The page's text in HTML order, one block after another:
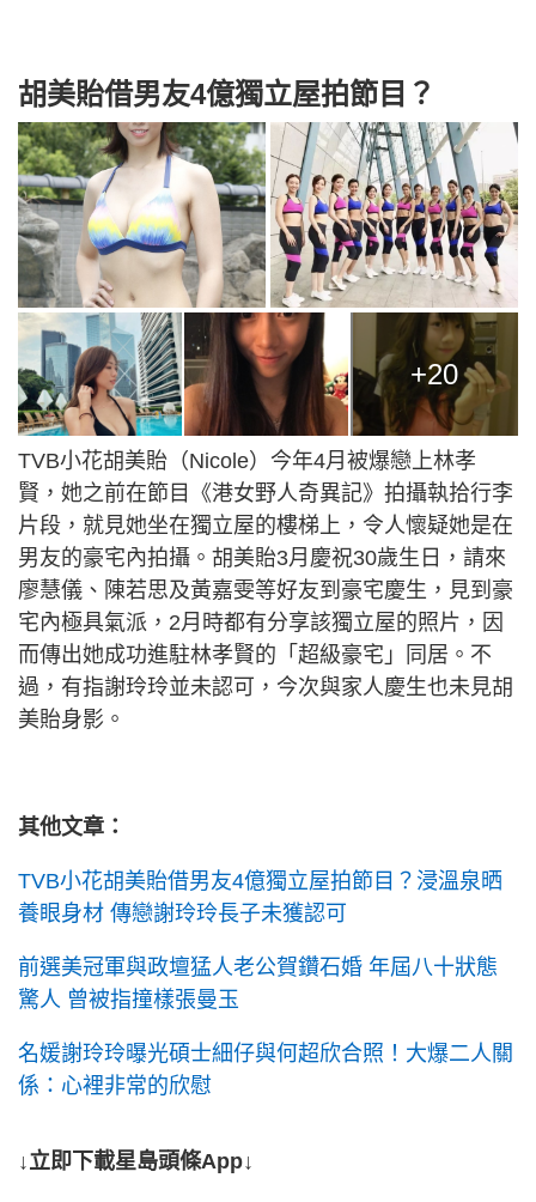
胡美貽借男友4億獨立屋拍節目？
+20
TVB小花胡美貽（Nicole）今年4月被爆戀上林孝
賢，她之前在節目《港女野人奇異記》拍攝執拾行李
片段，就見她坐在獨立屋的樓梯上，令人懷疑她是在
男友的豪宅內拍攝。胡美貽3月慶祝30歲生日，請來
廖慧儀、陳若思及黃嘉雯等好友到豪宅慶生，見到豪
宅內極具氣派，2月時都有分享該獨立屋的照片，因
而傳出她成功進駐林孝賢的「超級豪宅」同居。不
過，有指謝玲玲並未認可，今次與家人慶生也未見胡
美貽身影。
其他文章：
TVB小花胡美貽借男友4億獨立屋拍節目？浸溫泉晒
養眼身材 傳戀謝玲玲長子未獲認可
前選美冠軍與政壇猛人老公賀鑽石婚 年屆八十狀態
驚人 曾被指撞樣張曼玉
名媛謝玲玲曝光碩士細仔與何超欣合照！大爆二人關
係：心裡非常的欣慰
↓立即下載星島頭條App↓